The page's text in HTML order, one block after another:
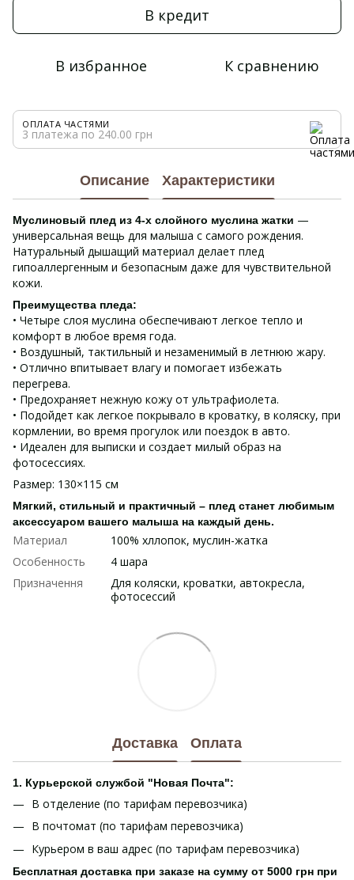
В кредит
В избранное К сравнению
ОПЛАТА ЧАСТЯМИ
3 платежа по 240.00 грн
Описание Характеристики
Муслиновый плед из 4-х слойного муслина жатки —
универсальная вещь для малыша с самого рождения.
Натуральный дышащий материал делает плед
гипоаллергенным и безопасным даже для чувствительной
кожи.
Преимущества пледа:
• Четыре слоя муслина обеспечивают легкое тепло и
комфорт в любое время года.
• Воздушный, тактильный и незаменимый в летнюю жару.
• Отлично впитывает влагу и помогает избежать
перегрева.
• Предохраняет нежную кожу от ультрафиолета.
• Подойдет как легкое покрывало в кроватку, в коляску, при
кормлении, во время прогулок или поездок в авто.
• Идеален для выписки и создает милый образ на
фотосессиях.
Размер: 130×115 см
Мягкий, стильный и практичный – плед станет любимым
аксессуаром вашего малыша на каждый день.
Материал
100% хллопок, муслин-жатка
Особенность
4 шара
Призначення
Для коляски, кроватки, автокресла,
фотосессий
Доставка Оплата
1. Курьерской службой "Новая Почта":
В отделение (по тарифам перевозчика)
В почтомат (по тарифам перевозчика)
Курьером в ваш адрес (по тарифам перевозчика)
Бесплатная доставка при заказе на сумму от 5000 грн при